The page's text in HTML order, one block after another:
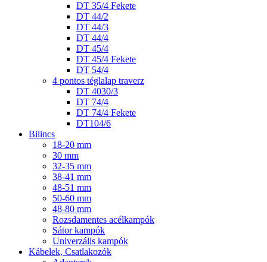
DT 35/4 Fekete
DT 44/2
DT 44/3
DT 44/4
DT 45/4
DT 45/4 Fekete
DT 54/4
4 pontos téglalap traverz
DT 4030/3
DT 74/4
DT 74/4 Fekete
DT104/6
Bilincs
18-20 mm
30 mm
32-35 mm
38-41 mm
48-51 mm
50-60 mm
48-80 mm
Rozsdamentes acélkampók
Sátor kampók
Univerzális kampók
Kábelek, Csatlakozók